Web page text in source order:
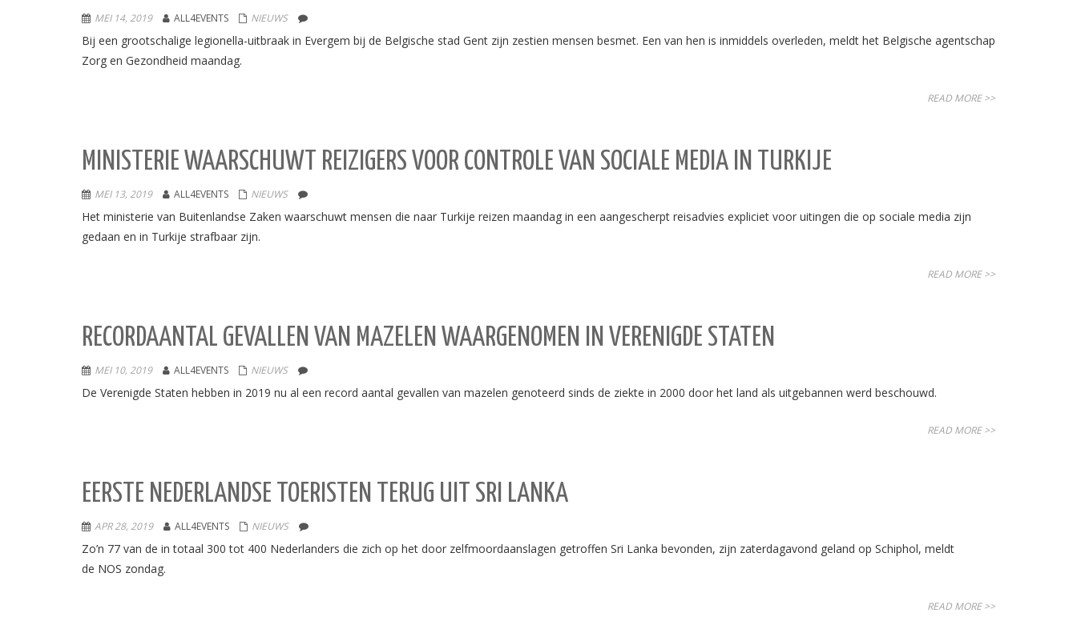
MEI 14, 2019 ALL4EVENTS NIEUWS
Bij een grootschalige legionella-uitbraak in Evergem bij de Belgische stad Gent zijn zestien mensen besmet. Een van hen is inmiddels overleden, meldt het Belgische agentschap
Zorg en Gezondheid maandag.
READ MORE >>
MINISTERIE WAARSCHUWT REIZIGERS VOOR CONTROLE VAN SOCIALE MEDIA IN TURKIJE
MEI 13, 2019 ALL4EVENTS NIEUWS
Het ministerie van Buitenlandse Zaken waarschuwt mensen die naar Turkije reizen maandag in een aangescherpt reisadvies expliciet voor uitingen die op sociale media zijn
gedaan en in Turkije strafbaar zijn.
READ MORE >>
RECORDAANTAL GEVALLEN VAN MAZELEN WAARGENOMEN IN VERENIGDE STATEN
MEI 10, 2019 ALL4EVENTS NIEUWS
De Verenigde Staten hebben in 2019 nu al een record aantal gevallen van mazelen genoteerd sinds de ziekte in 2000 door het land als uitgebannen werd beschouwd.
READ MORE >>
EERSTE NEDERLANDSE TOERISTEN TERUG UIT SRI LANKA
APR 28, 2019 ALL4EVENTS NIEUWS
Zo’n 77 van de in totaal 300 tot 400 Nederlanders die zich op het door zelfmoordaanslagen getroffen Sri Lanka bevonden, zijn zaterdagavond geland op Schiphol, meldt
de NOS zondag.
READ MORE >>